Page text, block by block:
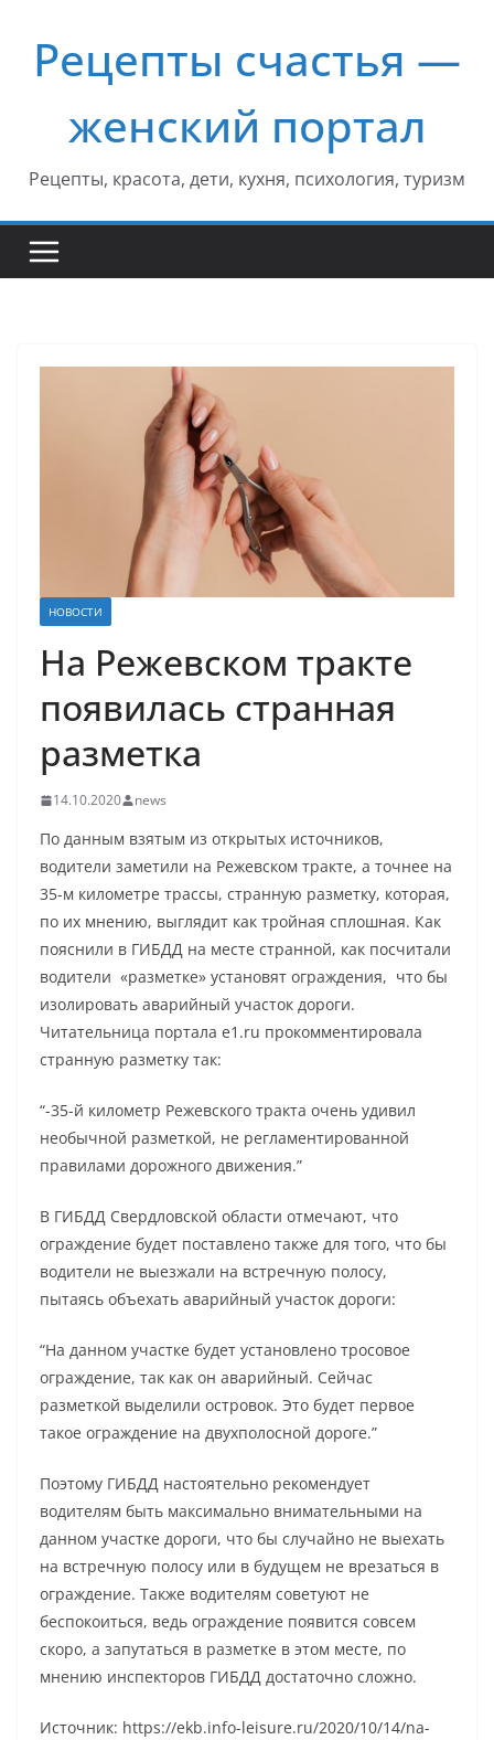
содержимому
Рецепты счастья —
женский портал
Рецепты, красота, дети, кухня, психология, туризм
НОВОСТИ
На Режевском тракте
появилась странная
разметка
14.10.2020 news
По данным взятым из открытых источников,
водители заметили на Режевском тракте, а точнее на
35-м километре трассы, странную разметку, которая,
по их мнению, выглядит как тройная сплошная. Как
пояснили в ГИБДД на месте странной, как посчитали
водители «разметке» установят ограждения, что бы
изолировать аварийный участок дороги.
Читательница портала e1.ru прокомментировала
странную разметку так:
“-35-й километр Режевского тракта очень удивил
необычной разметкой, не регламентированной
правилами дорожного движения.”
В ГИБДД Свердловской области отмечают, что
ограждение будет поставлено также для того, что бы
водители не выезжали на встречную полосу,
пытаясь объехать аварийный участок дороги:
“На данном участке будет установлено тросовое
ограждение, так как он аварийный. Сейчас
разметкой выделили островок. Это будет первое
такое ограждение на двухполосной дороге.”
Поэтому ГИБДД настоятельно рекомендует
водителям быть максимально внимательными на
данном участке дороги, что бы случайно не выехать
на встречную полосу или в будущем не врезаться в
ограждение. Также водителям советуют не
беспокоиться, ведь ограждение появится совсем
скоро, а запутаться в разметке в этом месте, по
мнению инспекторов ГИБДД достаточно сложно.
Источник: https://ekb.info-leisure.ru/2020/10/14/na-